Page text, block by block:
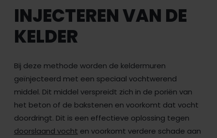
INJECTEREN VAN DE
KELDER
Bij deze methode worden de keldermuren
geïnjecteerd met een speciaal vochtwerend
middel. Dit middel verspreidt zich in de poriën van
het beton of de bakstenen en voorkomt dat vocht
doordringt. Dit is een effectieve oplossing tegen
doorslaand vocht en voorkomt verdere schade aan